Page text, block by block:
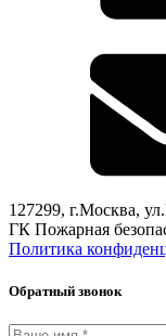
127299, г.Москва,
ГК Пожарная
Политика
Обратный звонок